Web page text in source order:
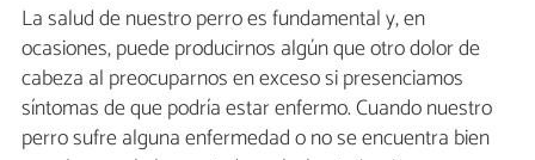
La salud de nuestro perro es fundamental y, en
ocasiones, puede producirnos algún que otro dolor de
cabeza al preocuparnos en exceso si presenciamos
síntomas de que podría estar enfermo. Cuando nuestro
perro sufre alguna enfermedad o no se encuentra bien